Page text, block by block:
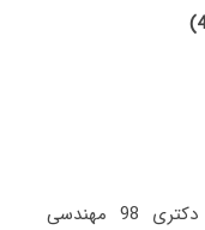
جهت دانلود رایگان دفترچه سوالات دکتری 98 مهندسی